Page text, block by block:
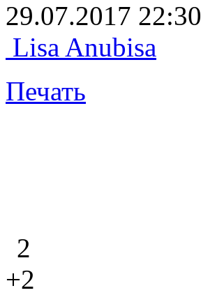
29.07.2017 22:30
Lisa Anubisa
Печать
2
+2